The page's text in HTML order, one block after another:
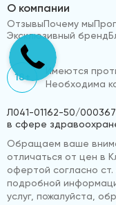
О компании
ОтзывыПочему мы
Эксклюзивный бренд
18+
Имеются
Необходима
Л041-01162-50/
в сфере
Обращаем ваше
отличаться от цен в
офертой согласно ст.
подробной
услуг, пожалуйста,